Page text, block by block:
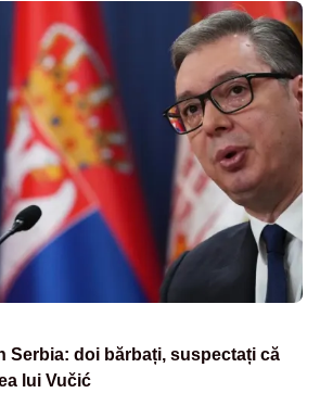
Serbia: doi bărbați, suspectați că
lui Vučić